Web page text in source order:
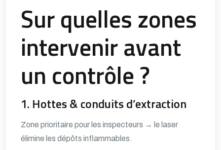
Sur quelles zones
intervenir avant
un contrôle ?
1. Hottes & conduits d’extraction
Zone prioritaire pour les inspecteurs → le laser
élimine les dépôts inflammables.